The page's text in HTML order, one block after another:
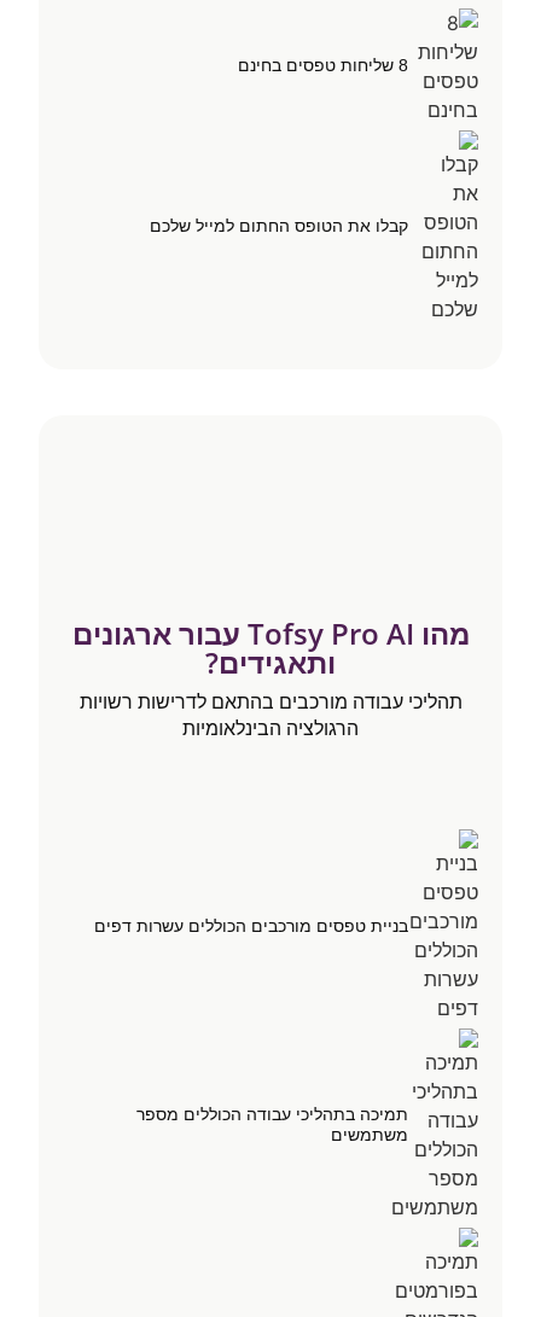
8 שליחות טפסים בחינם
קבלו את הטופס החתום למייל שלכם
מהו Tofsy Pro AI עבור ארגונים
ותאגידים?
תהליכי עבודה מורכבים בהתאם לדרישות רשויות
הרגולציה הבינלאומיות
בניית טפסים מורכבים הכוללים עשרות דפים
תמיכה בתהליכי עבודה הכוללים מספר
משתמשים